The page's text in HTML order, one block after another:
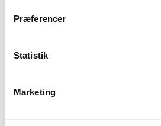
Præferencer
Statistik
Marketing